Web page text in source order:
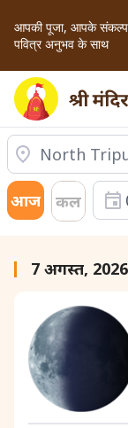
आपकी पूजा, आपके
पवित्र अनुभव के साथ
आज कल
7 अगस्त, 2026